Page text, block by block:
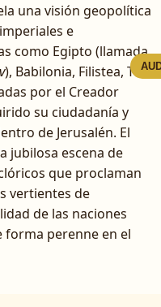
una visión geopolítica
e
como Egipto (llamada
), Babilonia, Filistea, Tiro
por el Creador
su ciudadanía y
de Jerusalén. El
jubilosa escena de
que proclaman
vertientes de
de las naciones
forma perenne en el